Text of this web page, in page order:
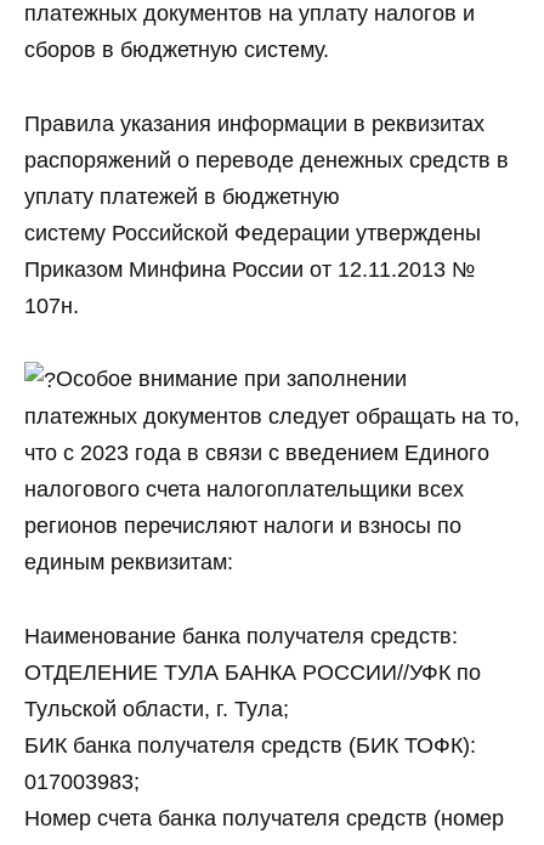
платежных документов на уплату налогов и
сборов в бюджетную систему.
Правила указания информации в реквизитах
распоряжений о переводе денежных средств в
уплату платежей в бюджетную
систему Российской Федерации утверждены
Приказом Минфина России от 12.11.2013 №
107н.
Особое внимание при заполнении
платежных документов следует обращать на то,
что с 2023 года в связи с введением Единого
налогового счета налогоплательщики всех
регионов перечисляют налоги и взносы по
единым реквизитам:
Наименование банка получателя средств:
ОТДЕЛЕНИЕ ТУЛА БАНКА РОССИИ//УФК по
Тульской области, г. Тула;
БИК банка получателя средств (БИК ТОФК):
017003983;
Номер счета банка получателя средств (номер